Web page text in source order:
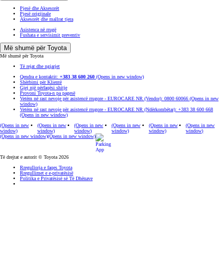
Pjesë dhe Aksesorët
Pjesë origjinale
Aksesorët dhe mallrat tjera
Asistenca në rrugë
Fushata e servisimit preventiv
Më shumë për Toyota
Më shumë për Toyota
Të rejat dhe ngjarjet
Qendra e kontaktit: +383 38 600 260 (Opens in new window)
Shërbimi për Klientë
Gjej një përfaqësi shitje
Provoni Toyota-n pa pagesë
Vetëm në rast nevoje për asistencë rrugore - EUROCARE NR (Vendor): 0800 60066 (Opens in new
window)
Vetëm në rast nevoje për asistencë rrugore - EUROCARE NR (Ndërkombëtar): +383 38 600 668
(Opens in new window)
(Opens in new
window)
(Opens in new
window)
(Opens in new
window)
(Opens in new
window)
(Opens in new
window)
(Opens in new
window)
(Opens in new window)(Opens in new window)
Të drejtat e autorit © Toyota 2026
Rregullorja e faqes Toyota
Rregullimet e e-privatësisë
Politika e Privatësisë së Të Dhënave